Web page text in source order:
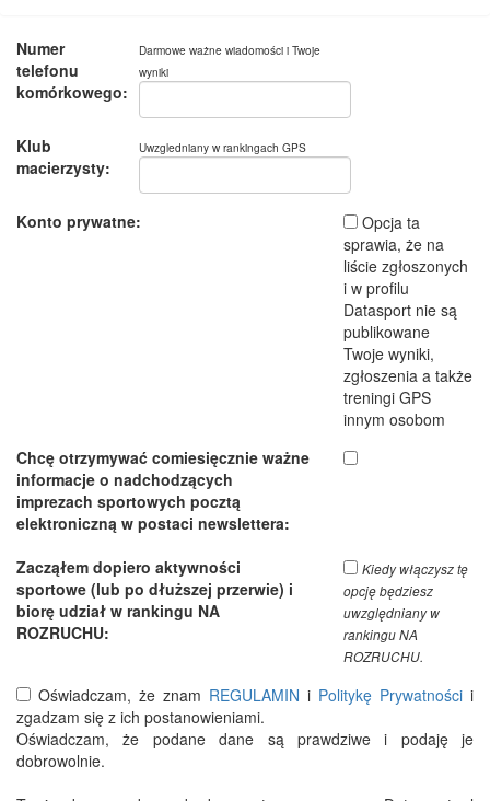
Numer
telefonu
komórkowego:
Darmowe ważne wiadomości i Twoje
wyniki
Klub
macierzysty:
Uwzgledniany w rankingach GPS
Konto prywatne:
Opcja ta
sprawia, że na
liście zgłoszonych
i w profilu
Datasport nie są
publikowane
Twoje wyniki,
zgłoszenia a także
treningi GPS
innym osobom
Chcę otrzymywać comiesięcznie ważne
informacje o nadchodzących
imprezach sportowych pocztą
elektroniczną w postaci newslettera:
Zacząłem dopiero aktywności
sportowe (lub po dłuższej przerwie) i
biorę udział w rankingu NA
ROZRUCHU:
Kiedy włączysz tę
opcję będziesz
uwzględniany w
rankingu NA
ROZRUCHU.
Oświadczam, że znam REGULAMIN i Politykę Prywatności i
zgadzam się z ich postanowieniami.
Oświadczam, że podane dane są prawdziwe i podaję je
dobrowolnie.